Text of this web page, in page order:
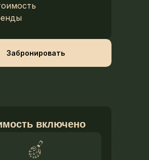
Забронировать
включено